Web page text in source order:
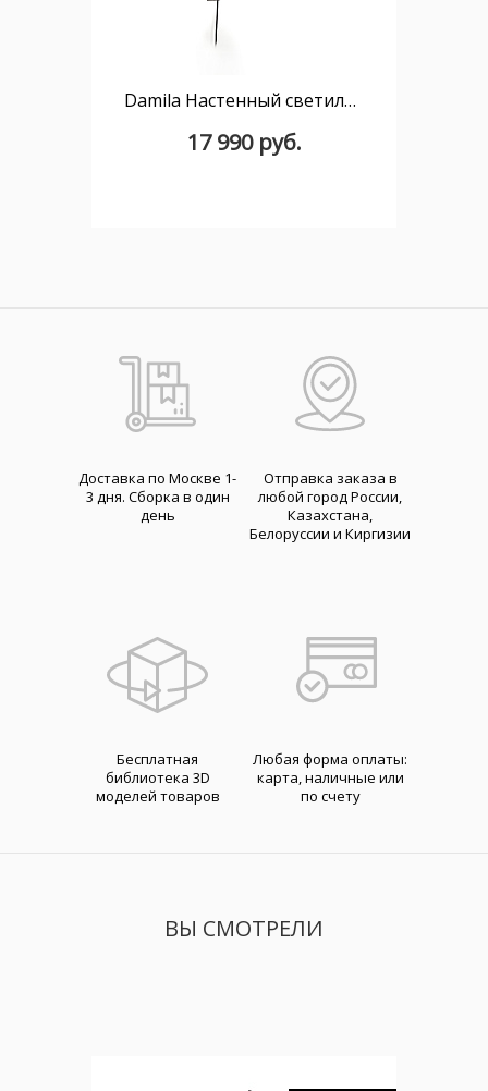
Damila Настенный светильник из ротанга и черного металла
17 990 руб.
Доставка по Москве 1-
3 дня. Cборка в один
день
Отправка заказа в
любой город России,
Казахстана,
Белоруссии и Киргизии
Бесплатная
библиотека 3D
моделей товаров
Любая форма оплаты:
карта, наличные или
по счету
ВЫ СМОТРЕЛИ